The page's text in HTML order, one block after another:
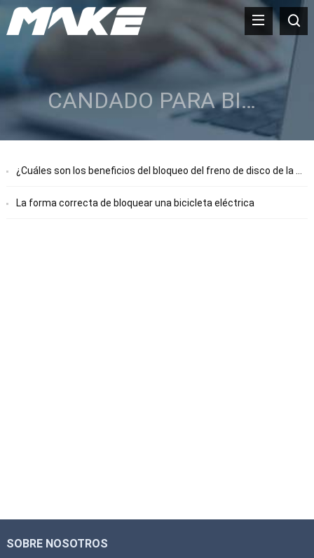
CANDADO PARA BICICLETA ELÉCTRICA
¿Cuáles son los beneficios del bloqueo del freno de disco de la motocicleta??
La forma correcta de bloquear una bicicleta eléctrica
SOBRE NOSOTROS